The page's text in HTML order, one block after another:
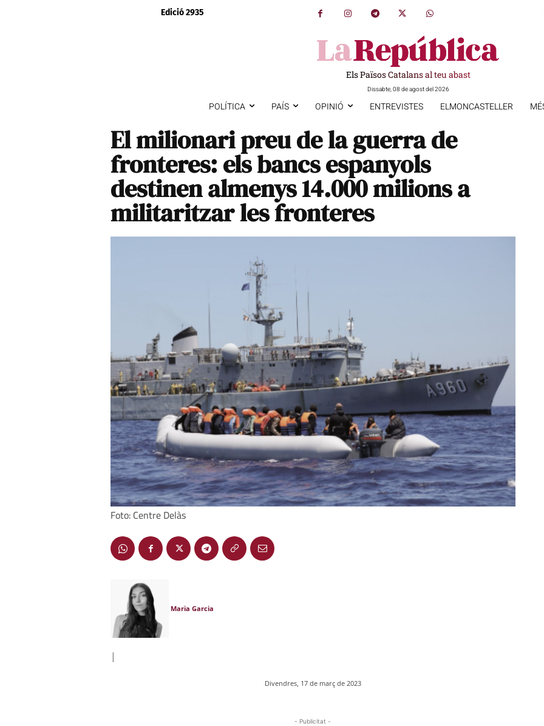
Edició 2935
Els Països Catalans al teu abast
Dissabte, 08 de agost del 2026
POLÍTICA PAÍS OPINIÓ ENTREVISTES ELMONCASTELLER
El milionari preu de la guerra de
fronteres: els bancs espanyols
destinen almenys 14.000 milions a
militaritzar les fronteres
Foto: Centre Delàs
Maria Garcia
|
Divendres, 17 de març de 2023
- Publicitat -